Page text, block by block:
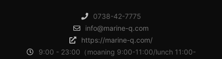
0738-42-7775
info@marine-q.com
https://marine-q.com/
9:00 - 23:00（moaning 9:00-11:00/lunch 11:00-